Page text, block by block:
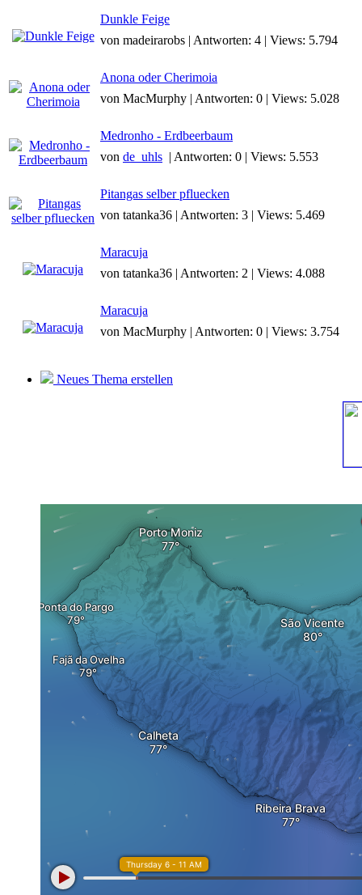
Dunkle Feige
von madeirarobs | Antworten: 4 | Views: 5.794
Anona oder Cherimoia
von MacMurphy | Antworten: 0 | Views: 5.028
Medronho - Erdbeerbaum
von de_uhls | Antworten: 0 | Views: 5.553
Pitangas selber pfluecken
von tatanka36 | Antworten: 3 | Views: 5.469
Maracuja
von tatanka36 | Antworten: 2 | Views: 4.088
Maracuja
von MacMurphy | Antworten: 0 | Views: 3.754
Neues Thema erstellen